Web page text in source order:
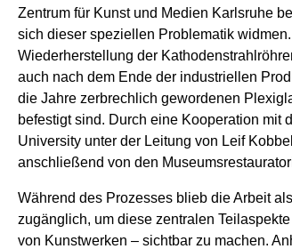
Zentrum für Kunst und Medien Karlsruhe
sich dieser speziellen Problematik
Wiederherstellung der
auch nach dem Ende der industriellen
die Jahre zerbrechlich gewordenen
befestigt sind. Durch eine Kooperation mit
University unter der Leitung von Leif
anschließend von den
Während des Prozesses blieb die Arbeit
zugänglich, um diese zentralen
von Kunstwerken – sichtbar zu machen.